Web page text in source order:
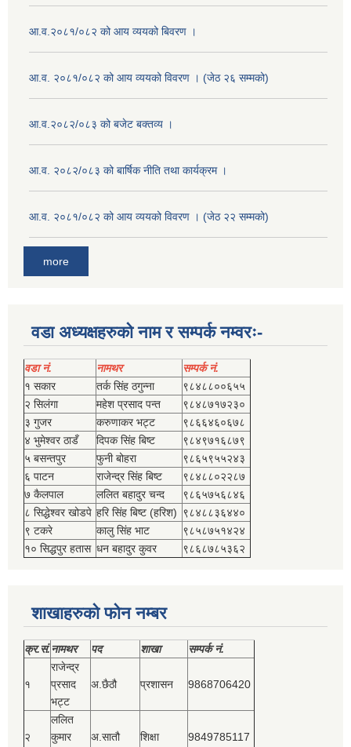
आ.व.२०८१/०८२ को आय व्ययको बिवरण ।
आ.व. २०८१/०८२ को आय व्ययको विवरण । (जेठ २६ सम्मको)
आ.व.२०८२/०८३ को बजेट बक्तव्य ।
आ.व. २०८२/०८३ को बार्षिक नीति तथा कार्यक्रम ।
आ.व. २०८१/०८२ को आय व्ययको विवरण । (जेठ २२ सम्मको)
more
वडा अध्यक्षहरुको नाम र सम्पर्क नम्वरः-
वडा नं. नामथर
सम्पर्क नं.
१ सकार
तर्क सिंह ठगुन्‍ना
९८४८८००६५५
२ सिलंगा
महेश प्रसाद पन्त
९८४८७१७२३०
३ गुजर
करुणाकर भट्ट
९८६६४६०६७८
४ भुमेश्‍वर ठाडँ
दिपक सिंह बिष्‍ट
९८४९७१६८७९
५ बसन्तपुर
फुनी बोहरा
९८६५९५५२४३
६ पाटन
राजेन्द्र सिंह बिष्‍ट
९८४८८०२२८७
७ कैलपाल
ललित बहादुर चन्द
९८६५७५६८४६
८ सिद्धेश्‍वर खोडपे हरि सिंह बिष्‍ट (हरिश) ९८४८८३६४४०
९ टकरे
कालु सिंह भाट
९८५८७५१४२४
१० सिद्धपुर हतास धन बहादुर कुवर ९८६८७८५३६२
शाखाहरुको फोन नम्बर
क्र.सं.नामथर पद शाखा सम्‍पर्क नं.
१
राजेन्द्र
प्रसाद
भट्ट
अ.छैठौ प्रशासन 9868706420
२
ललित
कुमार
अ.सातौ शिक्षा 9849785117